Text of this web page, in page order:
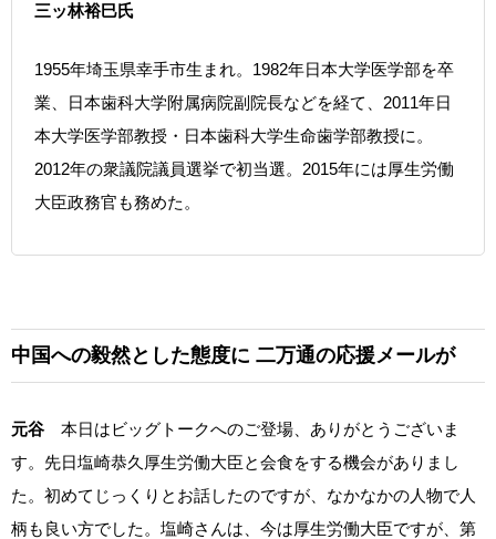
三ッ林裕巳氏
1955年埼玉県幸手市生まれ。1982年日本大学医学部を卒
業、日本歯科大学附属病院副院長などを経て、2011年日
本大学医学部教授・日本歯科大学生命歯学部教授に。
2012年の衆議院議員選挙で初当選。2015年には厚生労働
大臣政務官も務めた。
中国への毅然とした態度に 二万通の応援メールが
元谷 本日はビッグトークへのご登場、ありがとうございま
す。先日塩崎恭久厚生労働大臣と会食をする機会がありまし
た。初めてじっくりとお話したのですが、なかなかの人物で人
柄も良い方でした。塩崎さんは、今は厚生労働大臣ですが、第